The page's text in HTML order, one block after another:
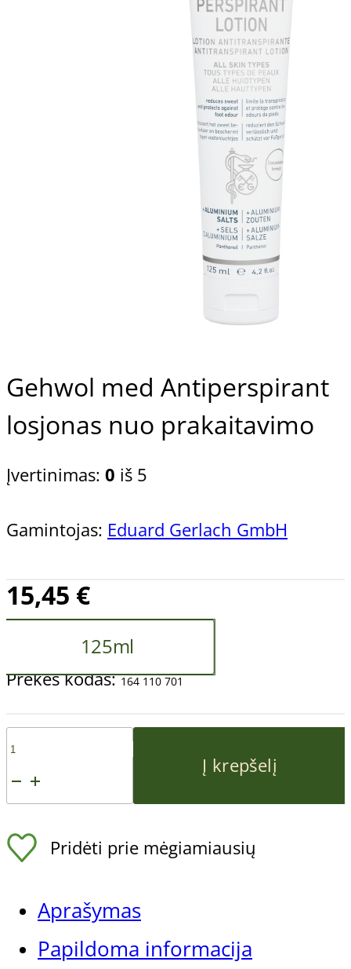
Gehwol med Antiperspirant
losjonas nuo prakaitavimo
Įvertinimas: 0 iš 5
Gamintojas: Eduard Gerlach GmbH
15,45 €
125ml
Prekės kodas:164 110 701
produkto
kiekis:
med
Antiperspirant
Į krepšelį
Pridėti prie mėgiamiausių
Aprašymas
Papildoma informacija